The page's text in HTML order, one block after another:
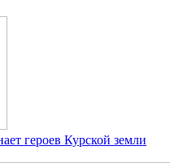
героев Курской земли